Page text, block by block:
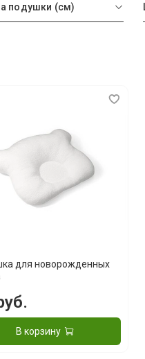
подушки (см)
для новорожденных
В корзину